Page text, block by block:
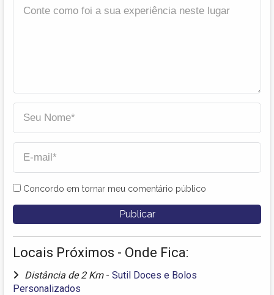
Concordo em tornar meu comentário público
Locais Próximos - Onde Fica:
Distância de 2 Km - Sutil Doces e Bolos
Personalizados